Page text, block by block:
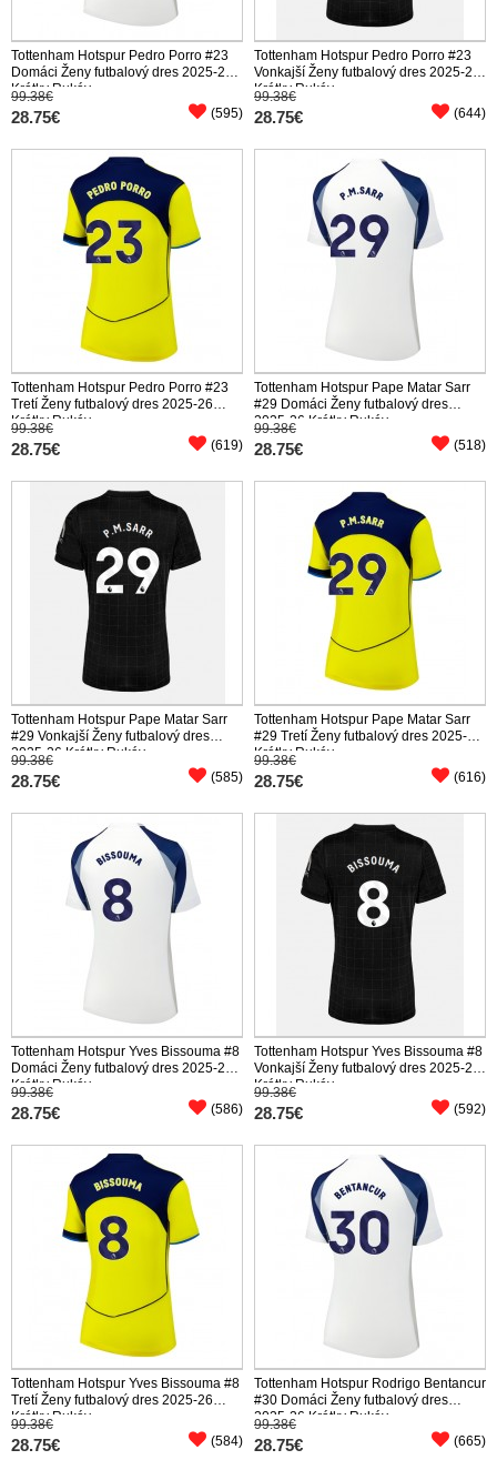
Tottenham Hotspur Pedro Porro #23
Domáci Ženy futbalový dres 2025-26
Krátky Rukáv
99.38€
28.75€ (595)
Tottenham Hotspur Pedro Porro #23
Vonkajší Ženy futbalový dres 2025-26
Krátky Rukáv
99.38€
28.75€ (644)
Tottenham Hotspur Pedro Porro #23
Tretí Ženy futbalový dres 2025-26
Krátky Rukáv
99.38€
28.75€ (619)
Tottenham Hotspur Pape Matar Sarr
#29 Domáci Ženy futbalový dres
2025-26 Krátky Rukáv
99.38€
28.75€ (518)
Tottenham Hotspur Pape Matar Sarr
#29 Vonkajší Ženy futbalový dres
2025-26 Krátky Rukáv
99.38€
28.75€ (585)
Tottenham Hotspur Pape Matar Sarr
#29 Tretí Ženy futbalový dres 2025-26
Krátky Rukáv
99.38€
28.75€ (616)
Tottenham Hotspur Yves Bissouma #8
Domáci Ženy futbalový dres 2025-26
Krátky Rukáv
99.38€
28.75€ (586)
Tottenham Hotspur Yves Bissouma #8
Vonkajší Ženy futbalový dres 2025-26
Krátky Rukáv
99.38€
28.75€ (592)
Tottenham Hotspur Yves Bissouma #8
Tretí Ženy futbalový dres 2025-26
Krátky Rukáv
99.38€
28.75€ (584)
Tottenham Hotspur Rodrigo Bentancur
#30 Domáci Ženy futbalový dres
2025-26 Krátky Rukáv
99.38€
28.75€ (665)